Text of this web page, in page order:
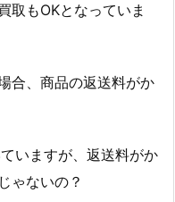
取もOKとなっていま
合、商品の返送料がか
いますが、返送料がか
ゃないの？